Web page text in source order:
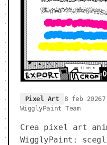
Pixel Art 8 feb 2026
WigglyPaint Team
Crea pixel art
WigglyPaint: